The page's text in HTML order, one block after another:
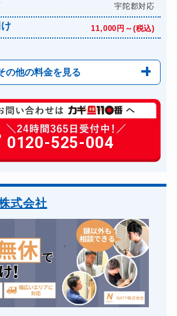
宇陀郡対応
11,000円～(税込)
の他の料金を見る
理 6,600円～(税込)
成 14,300円～(税込)
14,300円～(税込)
け
成 16,500円～(税込)
ギ開け 8,800円～(税込)
ギ作成 8,800円～(税込)
14,300円～(税込)
11,000円～(税込)
0120-525-004
式会社